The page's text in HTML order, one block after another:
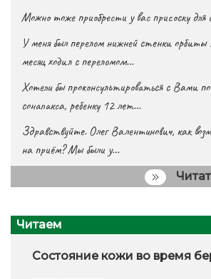
Можно тоже приобрести у вас присоску для
У меня был перелом нижней стенки
месяц ходил с переломом…
Хотели бы проконсультироваться с Вами
сонапакса, ребенку 12 лет…
Здравствуйте. Олег Валентинович, как
на приём? Мы были у…
Читаем
Состояние кожи во время